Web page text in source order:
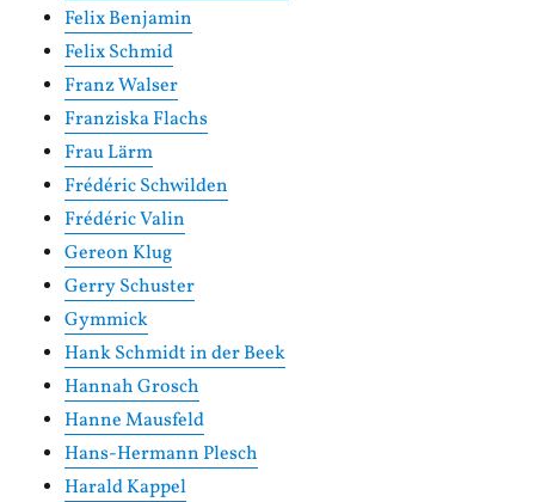
Felix Benjamin
Felix Schmid
Franz Walser
Franziska Flachs
Frau Lärm
Frédéric Schwilden
Frédéric Valin
Gereon Klug
Gerry Schuster
Gymmick
Hank Schmidt in der Beek
Hannah Grosch
Hanne Mausfeld
Hans-Hermann Plesch
Harald Kappel